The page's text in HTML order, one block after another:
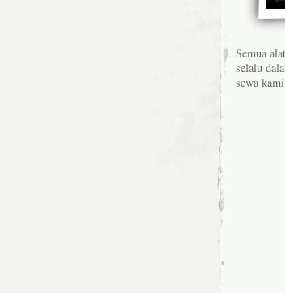
Semua
selalu
sewa